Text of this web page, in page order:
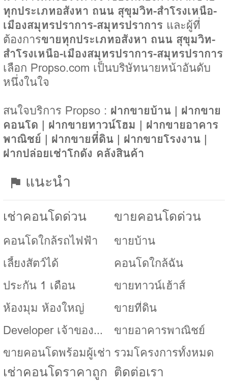
ทุกประเภทอสังหา ถนน สุขุมวิท-สำโรงเหนือ-
เมืองสมุทรปราการ-สมุทรปราการ และผู้ที่
ต้องการขายทุกประเภทอสังหา ถนน สุขุมวิท-
สำโรงเหนือ-เมืองสมุทรปราการ-สมุทรปราการ
เลือก Propso.com เป็นบริษัทนายหน้าอันดับ
หนึ่งในใจ
สนใจบริการ Propso : ฝากขายบ้าน | ฝากขาย
คอนโด | ฝากขายทาวน์โฮม | ฝากขายอาคาร
พาณิชย์ | ฝากขายที่ดิน | ฝากขายโรงงาน |
ฝากปล่อยเช่าโกดัง คลังสินค้า
แนะนำ
เช่าคอนโดด่วน
คอนโดใกล้รถไฟฟ้า
เลี้ยงสัตว์ได้
ประกัน 1 เดือน
ห้องมุม ห้องใหญ่
Developer เจ้าของ
โครงการ
ขายคอนโดพร้อมผู้เช่า
ขายคอนโดด่วน
ขายบ้าน
คอนโดใกล้ฉัน
ขายทาวน์เฮ้าส์
ขายที่ดิน
ขายอาคารพาณิชย์
รวมโครงการทั้งหมด
เช่าคอนโดราคาถูก ติดต่อเรา